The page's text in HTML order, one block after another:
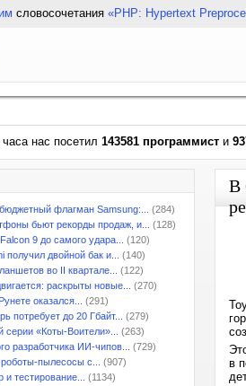
словосочетания «PHP: Hypertext
нас посетил 143581 программист и
флагман Samsung:...
(284)
бьют рекорды продаж, и...
(128)
9 до самого удара...
(120)
двойной бак и...
(140)
во II квартале...
(122)
раскрыты новые...
(270)
оказался...
(291)
потребует до 20 Гбайт...
(279)
«Коты-Воители»...
(263)
разработчика ИИ-чипов...
(729)
пылесосы с...
(907)
тестирование...
(1134)
В
в